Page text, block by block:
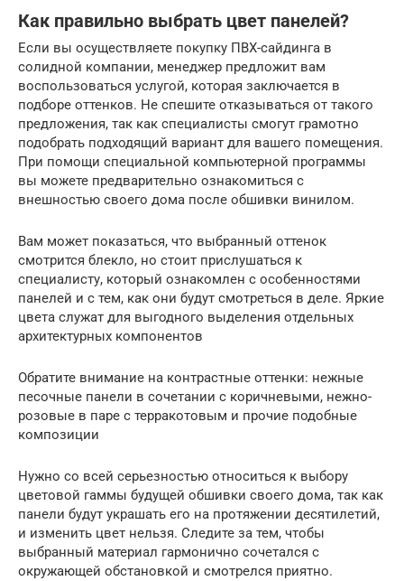
Как правильно выбрать цвет панелей?
Если вы осуществляете покупку ПВХ-сайдинга в
солидной компании, менеджер предложит вам
воспользоваться услугой, которая заключается в
подборе оттенков. Не спешите отказываться от такого
предложения, так как специалисты смогут грамотно
подобрать подходящий вариант для вашего помещения.
При помощи специальной компьютерной программы
вы можете предварительно ознакомиться с
внешностью своего дома после обшивки винилом.
Вам может показаться, что выбранный оттенок
смотрится блекло, но стоит прислушаться к
специалисту, который ознакомлен с особенностями
панелей и с тем, как они будут смотреться в деле. Яркие
цвета служат для выгодного выделения отдельных
архитектурных компонентов
Обратите внимание на контрастные оттенки: нежные
песочные панели в сочетании с коричневыми, нежно-
розовые в паре с терракотовым и прочие подобные
композиции
Нужно со всей серьезностью относиться к выбору
цветовой гаммы будущей обшивки своего дома, так как
панели будут украшать его на протяжении десятилетий,
и изменить цвет нельзя. Следите за тем, чтобы
выбранный материал гармонично сочетался с
окружающей обстановкой и смотрелся приятно.